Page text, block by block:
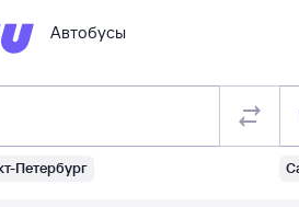
Автобусы
Петербург